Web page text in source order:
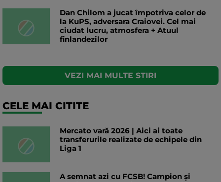
Dan Chilom a jucat împotriva celor de
la KuPS, adversara Craiovei. Cel mai
ciudat lucru, atmosfera + Atuul
finlandezilor
VEZI MAI MULTE STIRI
CELE MAI CITITE
Mercato vară 2026 | Aici ai toate
transferurile realizate de echipele din
Liga 1
A semnat azi cu FCSB! Campion și